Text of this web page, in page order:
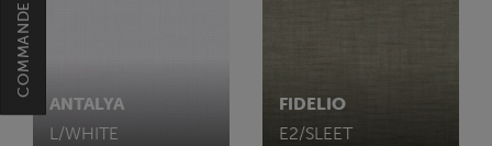
ANTALYA
L/WHITE
FIDELIO
E2/SLEET